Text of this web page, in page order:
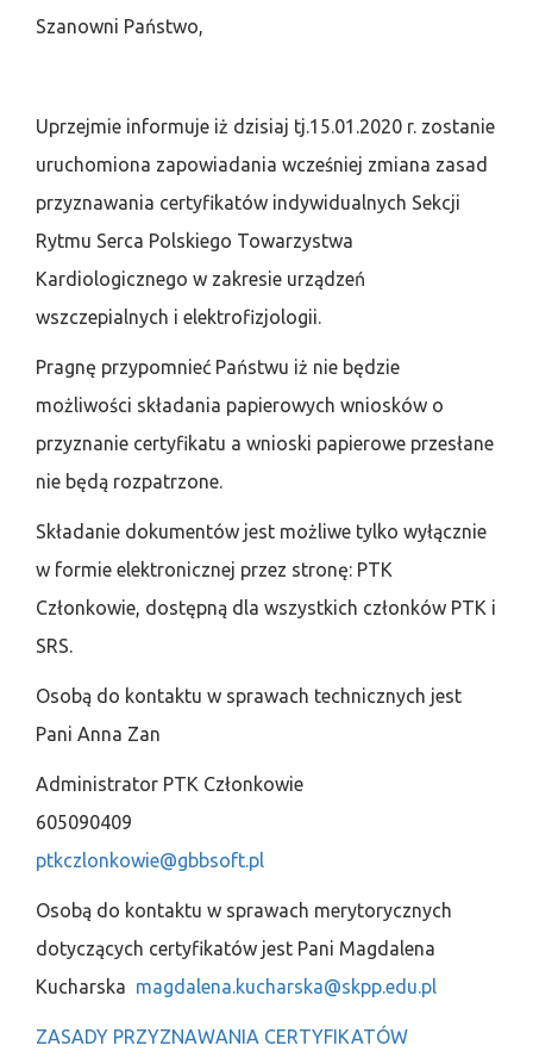
Szanowni Państwo,
Uprzejmie informuje iż dzisiaj tj.15.01.2020 r. zostanie
uruchomiona zapowiadania wcześniej zmiana zasad
przyznawania certyfikatów indywidualnych Sekcji
Rytmu Serca Polskiego Towarzystwa
Kardiologicznego w zakresie urządzeń
wszczepialnych i elektrofizjologii.
Pragnę przypomnieć Państwu iż nie będzie
możliwości składania papierowych wniosków o
przyznanie certyfikatu a wnioski papierowe przesłane
nie będą rozpatrzone.
Składanie dokumentów jest możliwe tylko wyłącznie
w formie elektronicznej przez stronę: PTK
Członkowie, dostępną dla wszystkich członków PTK i
SRS.
Osobą do kontaktu w sprawach technicznych jest
Pani Anna Zan
Administrator PTK Członkowie
605090409
ptkczlonkowie@gbbsoft.pl
Osobą do kontaktu w sprawach merytorycznych
dotyczących certyfikatów jest Pani Magdalena
Kucharska magdalena.kucharska@skpp.edu.pl
ZASADY PRZYZNAWANIA CERTYFIKATÓW